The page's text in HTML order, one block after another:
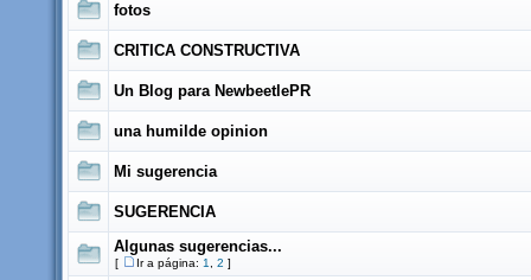
fotos
CRITICA CONSTRUCTIVA
Un Blog para NewbeetlePR
una humilde opinion
Mi sugerencia
SUGERENCIA
Algunas sugerencias...
[ Ir a página: 1 2 ]